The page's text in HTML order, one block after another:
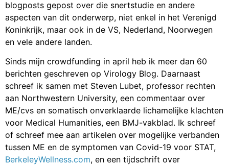
blogposts gepost over die snertstudie en andere
aspecten van dit onderwerp, niet enkel in het Verenigd
Koninkrijk, maar ook in de VS, Nederland, Noorwegen
en vele andere landen.
Sinds mijn crowdfunding in april heb ik meer dan 60
berichten geschreven op Virology Blog. Daarnaast
schreef ik samen met Steven Lubet, professor rechten
aan Northwestern University, een commentaar over
ME/cvs en somatisch onverklaarde lichamelijke klachten
voor Medical Humanities, een BMJ-vakblad. Ik schreef
of schreef mee aan artikelen over mogelijke verbanden
tussen ME en de symptomen van Covid-19 voor STAT,
BerkeleyWellness.com, en een tijdschrift over